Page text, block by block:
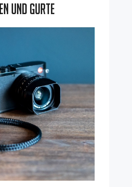
und Gurte